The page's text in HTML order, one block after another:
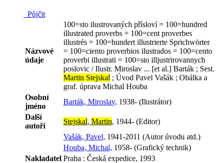
Půjčit
Názvové
údaje
100=sto ilustrovaných přísloví = 100=hundred
illustrated proverbs = 100=cent proverbes
illustrés = 100=hundert illustrierte Sprichwörter
= 100=ciento proverbios ilustrados = 100=cento
proverbi illustrati = 100=sto illjustrirovannych
poslovic / Ilustr. Miroslav ... [et al.] Barták ; Sest.
Martin Stejskal ; Úvod Pavel Vašák ; Obálka a
graf. úprava Michal Houba
Osobní
jméno
Barták, Miroslav, 1938- (Ilustrátor)
Další
autoři
Stejskal, Martin, 1944- (Editor)
Vašák, Pavel, 1941-2011 (Autor úvodu atd.)
Houba, Michal, 1958- (Grafický technik)
Nakladatel Praha : Česká expedice, 1993